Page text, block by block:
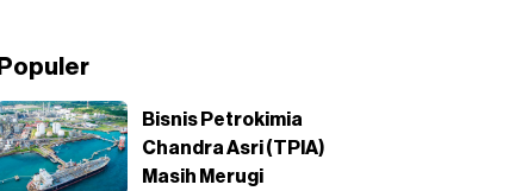
Populer
Bisnis Petrokimia
Chandra Asri (TPIA)
Masih Merugi